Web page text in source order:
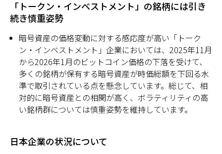
「トークン・インベストメント」の銘柄には引き
続き慎重姿勢
暗号資産の価格変動に対する感応度が高い「トーク
ン・インベストメント」企業においては、2025年11月
から2026年1月のビットコイン価格の下落を受けて、
多くの銘柄が保有する暗号資産が時価総額を下回る水
準で取引されている点を懸念しています。総じて、相
対的に暗号資産との相関が高く、ボラティリティの高
い銘柄群については慎重姿勢を維持しています。
日本企業の状況について